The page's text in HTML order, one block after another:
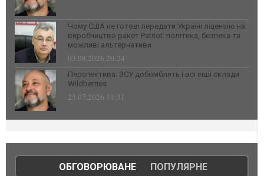
Чому США не готові передати Україні ліцензію на
виробництво ракет Patriot: політика, безпека та
можливі альтернативи
03.08.2026 20:24
Перспектива: ЗСУ добомблять і всі інші склади
Wildberries
23.07.2026 11:31
ОБГОВОРЮВАНЕ| ПОПУЛЯРНЕ